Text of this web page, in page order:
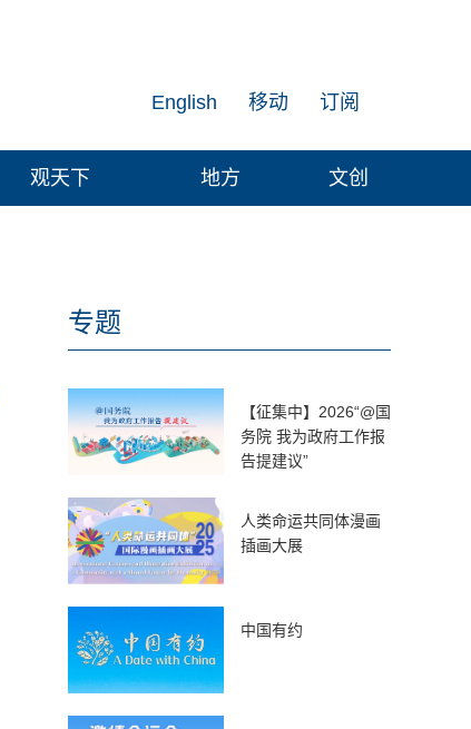
订阅
移动
English
观天下 地方 文创
专题
【征集中】2026“@国
务院 我为政府工作报
告提建议”
人类命运共同体漫画
插画大展
中国有约